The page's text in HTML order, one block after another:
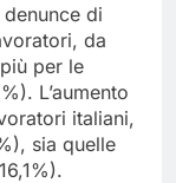
di
da
per le
L’aumento
italiani,
sia quelle